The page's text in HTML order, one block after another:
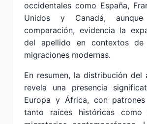
occidentales como España,
Unidos y Canadá,
comparación, evidencia la
del apellido en contextos de
migraciones modernas.
En resumen, la distribución del
revela una presencia
Europa y África, con
tanto raíces históricas como